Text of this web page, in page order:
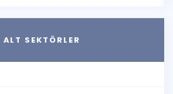
ALT SEKTÖRLER